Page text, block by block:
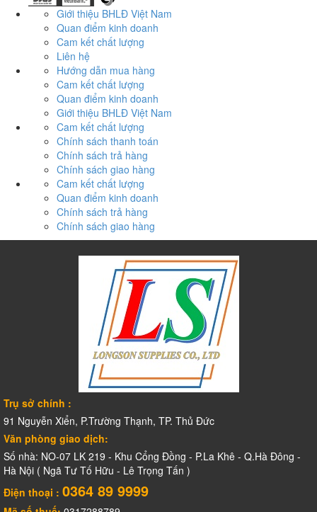
Giới thiệu BHLĐ Việt Nam
Quan điểm kinh doanh
Cam kết chất lượng
Liên hệ
Hướng dẫn mua hàng
Cam kết chất lượng
Quan điểm kinh doanh
Giới thiệu BHLĐ Việt Nam
Cam kết chất lượng
Chính sách thanh toán
Chính sách trả hàng
Chính sách giao hàng
Cam kết chất lượng
Quan điểm kinh doanh
Chính sách trả hàng
Chính sách giao hàng
Trụ sở chính :
91 Nguyễn Xiển, P.Trường Thạnh, TP. Thủ Đức
Văn phòng giao dịch:
Số nhà: NO-07 LK 219 - Khu Cổng Đồng - P.La Khê - Q.Hà Đông -
Hà Nội ( Ngã Tư Tố Hữu - Lê Trọng Tấn )
Điện thoại : 0364 89 9999